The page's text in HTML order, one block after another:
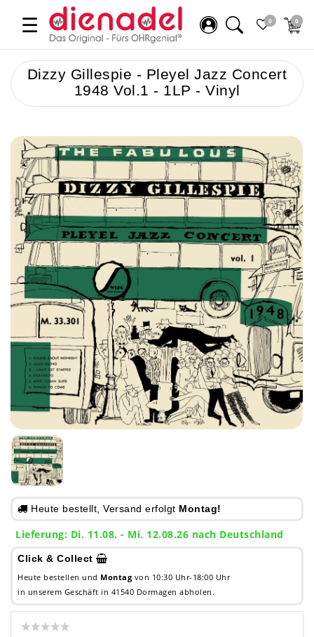
☰ 0 0
Dizzy Gillespie - Pleyel Jazz Concert
1948 Vol.1 - 1LP - Vinyl
Heute bestellt, Versand erfolgt Montag!
Lieferung: Di. 11.08. - Mi. 12.08.26 nach Deutschland
Click & Collect
Heute bestellen und Montag von 10:30 Uhr-18:00 Uhr
in unserem Geschäft in 41540 Dormagen abholen.